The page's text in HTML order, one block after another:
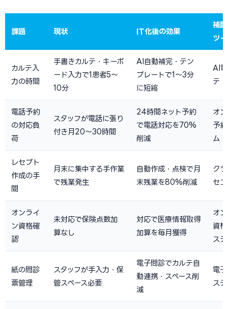
課題 現状 IT化後の効果
補
ツー
カルテ入
力の時間
手書きカルテ・キーボ
ード入力で1患者5〜
10分
AI自動補完・テン
プレートで1〜3分
に短縮
AI
テ
電話予約
の対応負
荷
スタッフが電話に張り
付き月20〜30時間
24時間ネット予約
で電話対応を70%
削減
オ
予
ム
レセプト
作成の手
間
月末に集中する手作業
で残業発生
自動作成・点検で月
末残業を80%削減
ク
セ
オンライ
ン資格確
認
未対応で保険点数加
算なし
対応で医療情報取得
加算を毎月獲得
オ
資
ステ
紙の問診
票管理
スタッフが手入力・保
管スペース必要
電子問診でカルテ自
動連携・スペース削
減
電
ステ